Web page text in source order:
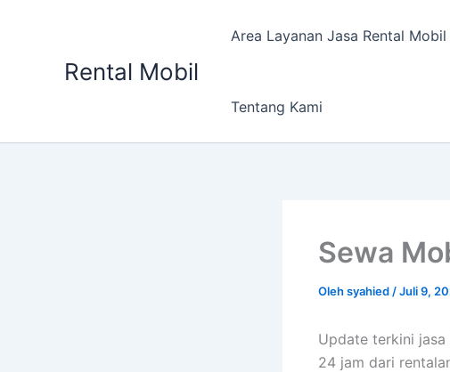
Rental Mobil
Area Layanan Jasa Rental
Tentang Kami
Sewa
Olehsyahied /Juli 9,
Update terkini
24 jam dari